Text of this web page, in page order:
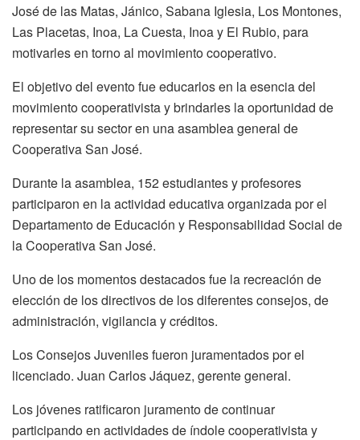
José de las Matas, Jánico, Sabana Iglesia, Los Montones,
Las Placetas, Inoa, La Cuesta, Inoa y El Rubio, para
motivarles en torno al movimiento cooperativo.
El objetivo del evento fue educarlos en la esencia del
movimiento cooperativista y brindarles la oportunidad de
representar su sector en una asamblea general de
Cooperativa San José.
Durante la asamblea, 152 estudiantes y profesores
participaron en la actividad educativa organizada por el
Departamento de Educación y Responsabilidad Social de
la Cooperativa San José.
Uno de los momentos destacados fue la recreación de
elección de los directivos de los diferentes consejos, de
administración, vigilancia y créditos.
Los Consejos Juveniles fueron juramentados por el
licenciado. Juan Carlos Jáquez, gerente general.
Los jóvenes ratificaron juramento de continuar
participando en actividades de índole cooperativista y